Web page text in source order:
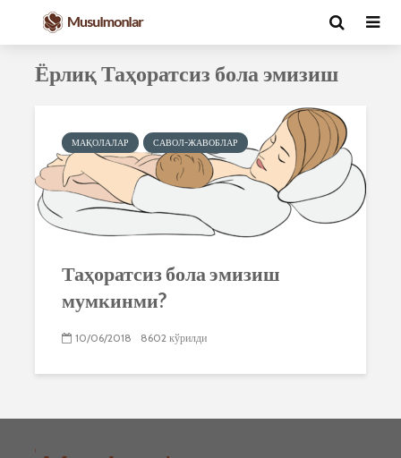
Ёрлиқ Таҳоратсиз бола эмизиш
МАҚОЛАЛАР САВОЛ-ЖАВОБЛАР
Таҳоратсиз бола эмизиш
мумкинми?
10/06/2018 8602 кўрилди